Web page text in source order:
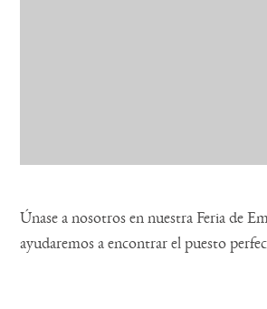
Únase a nosotros en nuestra Feria de
ayudaremos a encontrar el puesto